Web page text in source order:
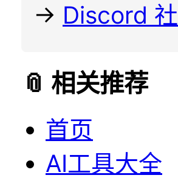
→ Discord
📎 相关推荐
首页
AI工具大全